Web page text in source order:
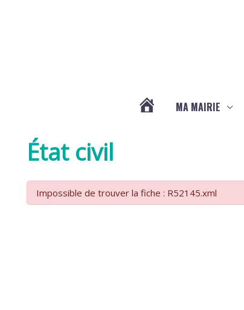
LA
MA MAIRIE
État civil
Impossible de trouver la fiche : R52145.xml